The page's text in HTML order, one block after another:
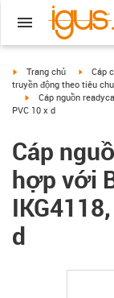
igus-icon-arrow-right
Trang chủ igus-
Cáp
truyền động theo tiêu
igus-icon-arrow-right
Cáp nguồn
PVC 10 x d
Cáp
hợp với
d